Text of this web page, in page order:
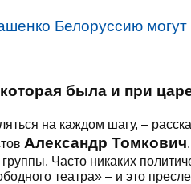
Белоруссию
была и при
на каждом шагу, –
Александр Томкович
Часто никаких
театра» – и это